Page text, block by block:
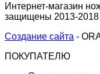
Интернет-магазин
защищены 2013-2018
Создание сайта -
ПОКУПАТЕЛЮ